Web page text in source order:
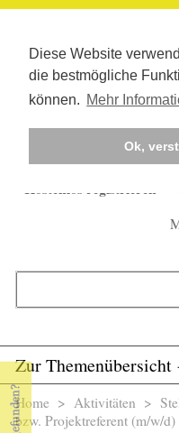
Diese Website
die bestmögliche
können. Mehr
Ok,
Kostenlos registrieren
Zur Themenübersicht
Sie sind hier
Home > Aktivitäten >
bzw. Projektreferent (m/w/d)